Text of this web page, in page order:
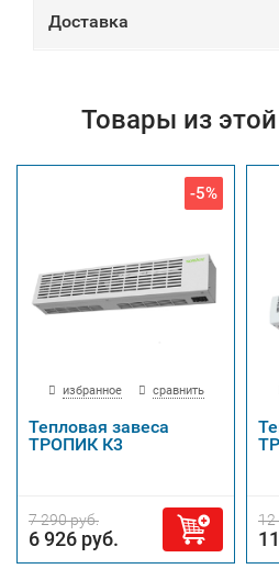
Доставка
Товары из
-5%
избранное сравнить
Тепловая завеса
ТРОПИК К3
7 290 руб.
6 926 руб.
12